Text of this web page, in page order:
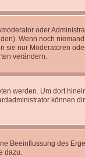
oder
Wenn noch
nur Moderatoren
verändern.
werden. Um dort
können
Beeinflussung des
dazu.